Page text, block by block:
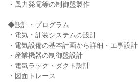
・風力発電等の制御盤製作
◆設計・プログラム
・電気・計装システムの設計
・電気設備の基本計画から詳細・エ事設計
・産業機器の制御盤設計
・電気ラック・ダクト設計
・図面トレース